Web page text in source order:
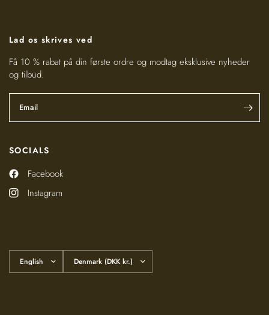
Lad os skrives ved
Få 10 % rabat på din første ordre og modtag eksklusive nyheder
og tilbud.
Email
SOCIALS
Facebook
Instagram
country/region
country/region